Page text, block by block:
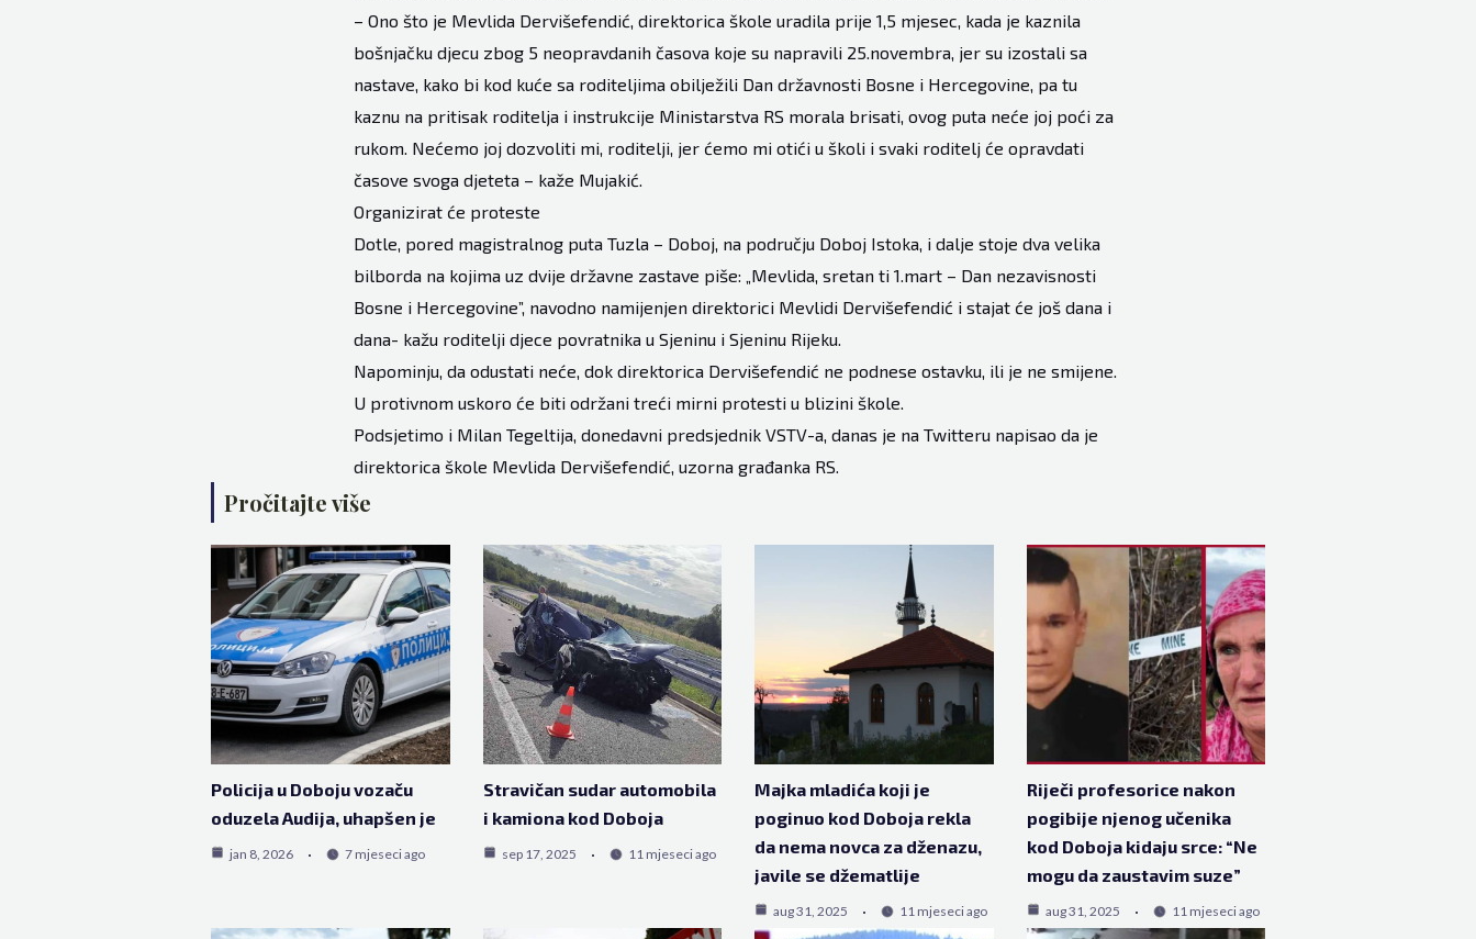
– Ono što je Mevlida Dervišefendić, direktorica škole uradila prije 1,5 mjesec, kada je kaznila
bošnjačku djecu zbog 5 neopravdanih časova koje su napravili 25.novembra, jer su izostali sa
nastave, kako bi kod kuće sa roditeljima obilježili Dan državnosti Bosne i Hercegovine, pa tu
kaznu na pritisak roditelja i instrukcije Ministarstva RS morala brisati, ovog puta neće joj poći za
rukom. Nećemo joj dozvoliti mi, roditelji, jer ćemo mi otići u školi i svaki roditelj će opravdati
časove svoga djeteta – kaže Mujakić.
Organizirat će proteste
Dotle, pored magistralnog puta Tuzla – Doboj, na području Doboj Istoka, i dalje stoje dva velika
bilborda na kojima uz dvije državne zastave piše: „Mevlida, sretan ti 1.mart – Dan nezavisnosti
Bosne i Hercegovine”, navodno namijenjen direktorici Mevlidi Dervišefendić i stajat će još dana i
dana- kažu roditelji djece povratnika u Sjeninu i Sjeninu Rijeku.
Napominju, da odustati neće, dok direktorica Dervišefendić ne podnese ostavku, ili je ne smijene.
U protivnom uskoro će biti održani treći mirni protesti u blizini škole.
Podsjetimo i Milan Tegeltija, donedavni predsjednik VSTV-a, danas je na Twitteru napisao da je
direktorica škole Mevlida Dervišefendić, uzorna građanka RS.
Pročitajte više
Policija u Doboju vozaču
oduzela Audija, uhapšen je
jan 8, 2026 7 mjeseci ago
Stravičan sudar automobila
i kamiona kod Doboja
sep 17, 2025 11 mjeseci ago
Majka mladića koji je
poginuo kod Doboja rekla
da nema novca za dženazu,
javile se džematlije
aug 31, 2025 11 mjeseci ago
Riječi profesorice nakon
pogibije njenog učenika
kod Doboja kidaju srce: “Ne
mogu da zaustavim suze”
aug 31, 2025 11 mjeseci ago